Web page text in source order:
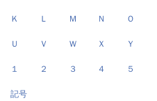
Ｋ Ｌ Ｍ Ｎ Ｏ
Ｕ Ｖ Ｗ Ｘ Ｙ
１ ２ ３ ４ ５
記号